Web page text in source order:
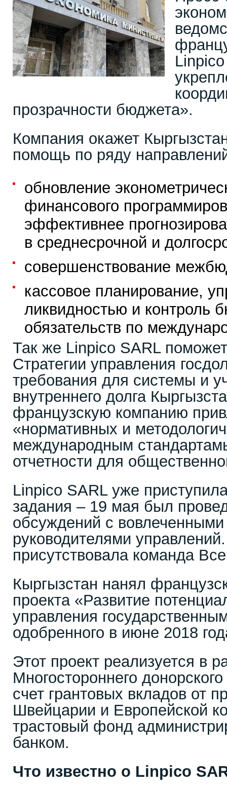
прозрачности бюджета».
Компания окажет
помощь по ряду
обновление
финансового
эффективнее
в среднесрочной и
совершенствование
кассовое планирование,
ликвидностью и контроль
обязательств по
Так же Linpico SARL
Стратегии управления
требования для системы и
внутреннего долга
французскую компанию
«нормативных и
международным
отчетности для
Linpico SARL уже
задания – 19 мая был
обсуждений с вовлеченными
руководителями
присутствовала команда
Кыргызстан нанял
проекта «Развитие
управления
одобренного в июне 2018
Этот проект реализуется в
Многостороннего
счет грантовых вкладов от
Швейцарии и Европейской
трастовый фонд
банком.
Что известно о Linpico